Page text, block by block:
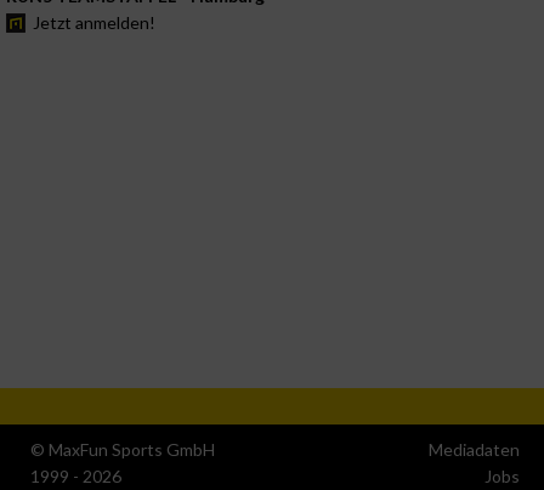
Jetzt anmelden!
© MaxFun Sports GmbH
1999 - 2026
Mediadaten
Jobs